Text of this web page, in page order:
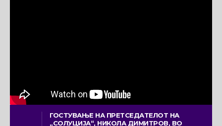
ГОСТУВАЊЕ НА ПРЕТСЕДАТЕЛОТ НА
„СОЛУЦИЈА“, НИКОЛА ДИМИТРОВ, ВО